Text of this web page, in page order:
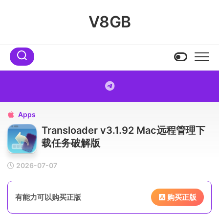
V8GB
 Apps
Transloader v3.1.92 Mac远程管理下
载任务破解版
2026-07-07
有能力可以购买正版 购买正版